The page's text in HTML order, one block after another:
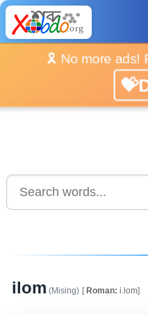
🎗️ No more ads!
ilom (Mising) [Roman: i.lom]